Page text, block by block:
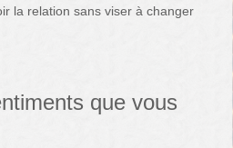
la relation sans viser à changer
que vous